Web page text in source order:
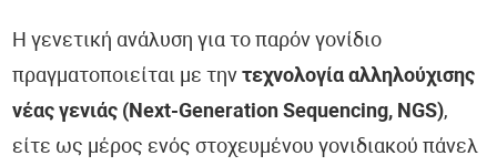
Η γενετική ανάλυση για το παρόν γονίδιο
πραγματοποιείται με τηντεχνολογία αλληλούχισης
νέας γενιάς (Next-Generation Sequencing, NGS),
είτε ως μέρος ενός στοχευμένου γονιδιακού πάνελ